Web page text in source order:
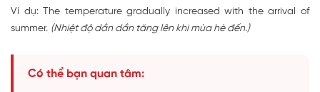
Ví dụ: The temperature gradually increased with the arrival of
summer. (Nhiệt độ dần dần tăng lên khi mùa hè đến.)
Có thể bạn quan tâm: